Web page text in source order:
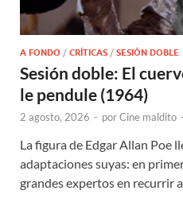
A FONDO / CRÍTICAS / SESIÓN DOBLE
Sesión doble: El
le pendule (1964)
2 agosto, 2026 - porCine maldito -
La figura de Edgar Allan Poe
adaptaciones suyas: en
grandes expertos en recurrir